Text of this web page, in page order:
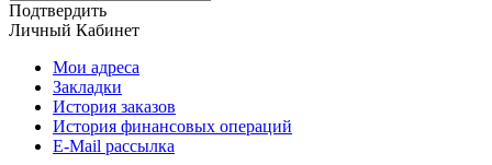
Подтвердить
Личный Кабинет
Мои адреса
Закладки
История заказов
История финансовых операций
E-Mail рассылка